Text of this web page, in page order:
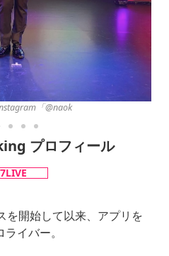
「@naok
プロフィール
を開始して以来、アプリを
イバー。